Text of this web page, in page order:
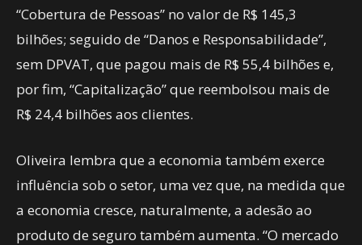
“Cobertura de Pessoas” no valor de R$ 145,3
bilhões; seguido de “Danos e Responsabilidade”,
sem DPVAT, que pagou mais de R$ 55,4 bilhões e,
por fim, “Capitalização” que reembolsou mais de
R$ 24,4 bilhões aos clientes.
Oliveira lembra que a economia também exerce
influência sob o setor, uma vez que, na medida que
a economia cresce, naturalmente, a adesão ao
produto de seguro também aumenta. “O mercado